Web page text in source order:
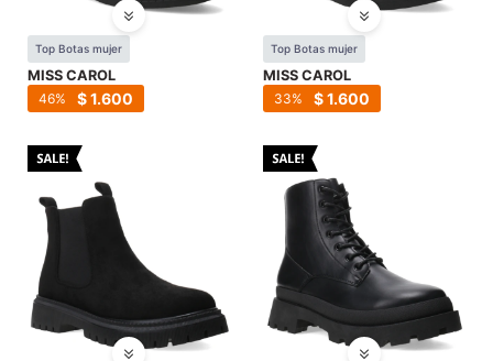
Top Botas mujer
MISS CAROL
$1.600
46
Top Botas mujer
MISS CAROL
$1.600
33